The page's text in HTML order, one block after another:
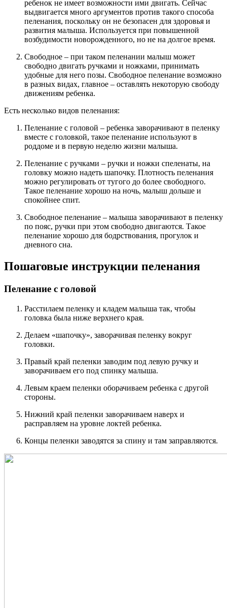
ребенок не имеет возможности ими двигать. Сейчас
выдвигается много аргументов против такого способа
пеленания, поскольку он не безопасен для здоровья и
развития малыша. Используется при повышенной
возбудимости новорожденного, но не на долгое время.
Свободное – при таком пеленании малыш может
свободно двигать ручками и ножками, принимать
удобные для него позы. Свободное пеленание возможно
в разных видах, главное – оставлять некоторую свободу
движениям ребенка.
Есть несколько видов пеленания:
Пеленание с головой – ребенка заворачивают в пеленку
вместе с головкой, такое пеленание используют в
роддоме и в первую неделю жизни малыша.
Пеленание с ручками – ручки и ножки спеленаты, на
головку можно надеть шапочку. Плотность пеленания
можно регулировать от тугого до более свободного.
Такое пеленание хорошо на ночь, малыш дольше и
спокойнее спит.
Свободное пеленание – малыша заворачивают в пеленку
по пояс, ручки при этом свободно двигаются. Такое
пеленание хорошо для бодрствования, прогулок и
дневного сна.
Пошаговые инструкции пеленания
Пеленание с головой
Расстилаем пеленку и кладем малыша так, чтобы
головка была ниже верхнего края.
Делаем «шапочку», заворачивая пеленку вокруг
головки.
Правый край пеленки заводим под левую ручку и
заворачиваем его под спинку малыша.
Левым краем пеленки оборачиваем ребенка с другой
стороны.
Нижний край пеленки заворачиваем наверх и
расправляем на уровне локтей ребенка.
Концы пеленки заводятся за спину и там заправляются.